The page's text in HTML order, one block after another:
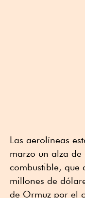
Las aerolíneas
marzo un alza de
combustible, que
millones de
de Ormuz por el